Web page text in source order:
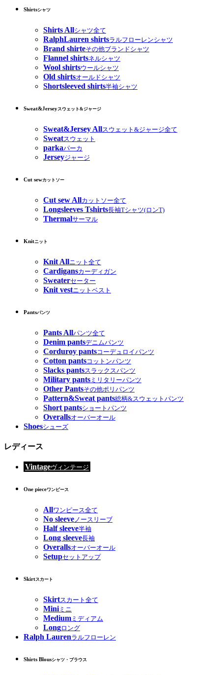
Shirtsシャツ
Shirts Allシャツ全て
RalphLauren shirtsラルフローレンシャツ
Brand shirteその他ブランドシャツ
Flannel shirtsネルシャツ
Wool shirtsウールシャツ
Old shirtsオールドシャツ
Shortsleeved shirts半袖シャツ
Sweat&Jerseyスウェット&ジャージ
Sweat&Jersey Allスウェット&ジャージ全て
Sweatスウェット
parkaパーカ
Jerseyジャージ
Cut sewカットソー
Cut sew Allカットソー全て
Longsleeves Tshirts長袖Tシャツ(ロンT)
Thermalサーマル
Knitニット
Knit Allニット全て
Cardigansカーディガン
Sweaterセーター
Knit vestニットベスト
Pantsパンツ
Pants Allパンツ全て
Denim pantsデニムパンツ
Corduroy pantsコーデュロイパンツ
Cotton pantsコットンパンツ
Slacks pantsスラックスパンツ
Military pants ミリタリーパンツ
Other Pantsその他ポリパンツ
Pattern&Sweat pants総柄&スウェットパンツ
Short pantsショートパンツ
Overallsオーバーオール
Shoesシューズ
レディース
Vintageヴィンテージ
One pieceワンピース
Allワンピース全て
No sleeveノースリーブ
Half sleeve半袖
Long sleeve長袖
Overallsオーバーオール
Setupセットアップ
Skirtスカート
Skirtスカート全て
Miniミニ
Medium ミディアム
Longロング
Ralph Laurenラルフローレン
Shirts Blousシャツ・ブラウス